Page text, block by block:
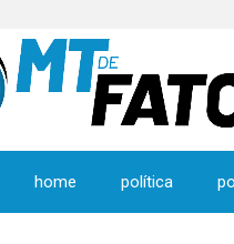
home política